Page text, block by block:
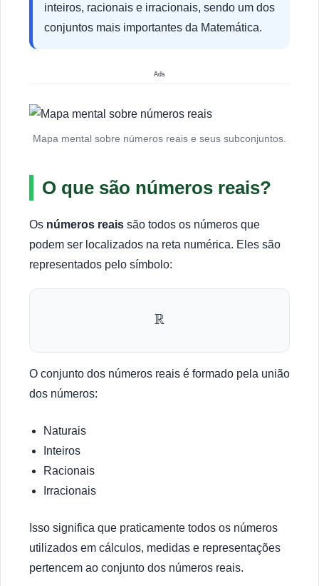
inteiros, racionais e irracionais, sendo um dos
conjuntos mais importantes da Matemática.
Ads
Mapa mental sobre números reais e seus subconjuntos.
O que são números reais?
Os números reais são todos os números que
podem ser localizados na reta numérica. Eles são
representados pelo símbolo:
R
O conjunto dos números reais é formado pela união
dos números:
Naturais
Inteiros
Racionais
Irracionais
Isso significa que praticamente todos os números
utilizados em cálculos, medidas e representações
pertencem ao conjunto dos números reais.